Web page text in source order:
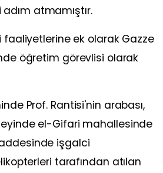
atmamıştır.
faaliyetlerine ek olarak Gazze
öğretim görevlisi olarak
Prof. Rantisi'nin arabası,
el-Gifari mahallesinde
işgalci
tarafından atılan